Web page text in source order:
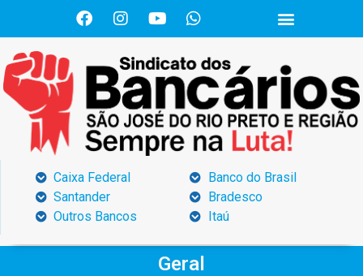
Caixa Federal
Santander
Outros Bancos
Banco do Brasil
Bradesco
Itaú
Geral